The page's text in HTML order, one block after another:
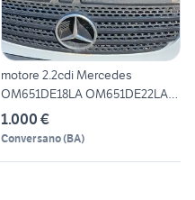
motore 2.2cdi Mercedes
OM651DE18LA OM651DE22LA
Vit
1.000 €
Conversano(BA)